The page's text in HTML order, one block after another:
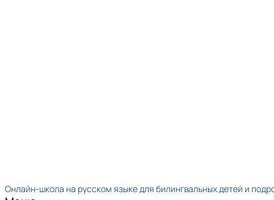
Онлайн-школа на русском языке для билингвальных детей и